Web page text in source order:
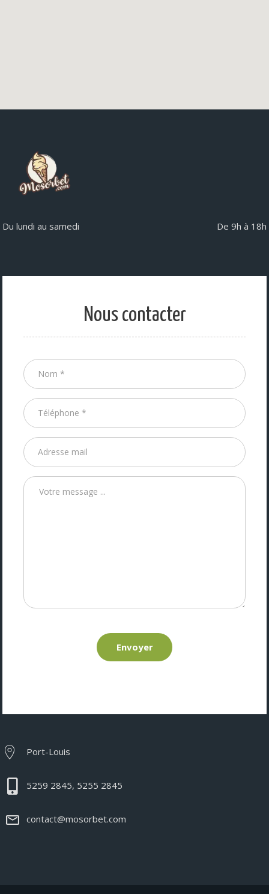
Du lundi au samedi De 9h à 18h
Nous contacter
Envoyer
Port-Louis
5259 2845, 5255 2845
contact@mosorbet.com